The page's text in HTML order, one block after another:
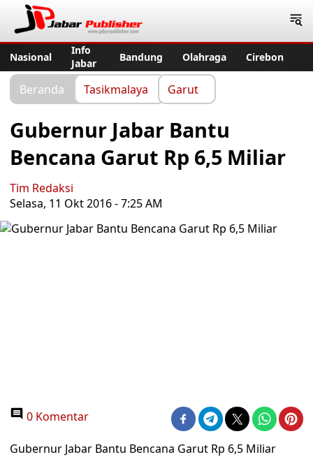
Nasional
Info
Jabar
Bandung Olahraga Cirebon
Beranda Tasikmalaya Garut
Gubernur Jabar Bantu
Bencana Garut Rp 6,5 Miliar
Tim Redaksi
Selasa, 11 Okt 2016 - 7:25 AM
0 Komentar
Gubernur Jabar Bantu Bencana Garut Rp 6,5 Miliar